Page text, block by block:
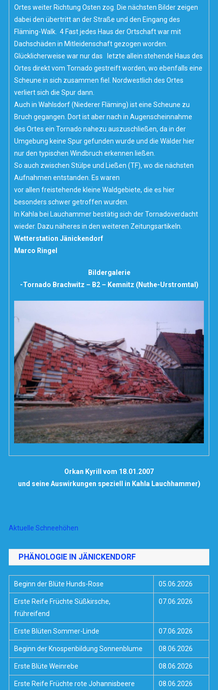
Ortes weiter Richtung Osten zog. Die nächsten Bilder zeigen
dabei den übertritt an der Straße und den Eingang des
Fläming-Walk. 4 Fast jedes Haus der Ortschaft war mit
Dachschäden in Mitleidenschaft gezogen worden.
Glücklicherweise war nur das letzte allein stehende Haus des
Ortes direkt vom Tornado gestreift worden, wo ebenfalls eine
Scheune in sich zusammen fiel. Nordwestlich des Ortes
verliert sich die Spur dann.
Auch in Wahlsdorf (Niederer Fläming) ist eine Scheune zu
Bruch gegangen. Dort ist aber nach in Augenscheinnahme
des Ortes ein Tornado nahezu auszuschließen, da in der
Umgebung keine Spur gefunden wurde und die Wälder hier
nur den typischen Windbruch erkennen ließen.
So auch zwischen Stülpe und Ließen (TF), wo die nächsten
Aufnahmen entstanden. Es waren
vor allen freistehende kleine Waldgebiete, die es hier
besonders schwer getroffen wurden.
In Kahla bei Lauchammer bestätig sich der Tornadoverdacht
wieder. Dazu näheres in den weiteren Zeitungsartikeln.
Wetterstation Jänickendorf
Marco Ringel
Bildergalerie
-Tornado Brachwitz – B2 – Kemnitz (Nuthe-Urstromtal)
Orkan Kyrill vom 18.01.2007
und seine Auswirkungen speziell in Kahla Lauchhammer)
Aktuelle Schneehöhen
PHÄNOLOGIE IN JÄNICKENDORF
Beginn der Blüte Hunds-Rose 05.06.2026
Erste Reife Früchte Süßkirsche,
frühreifend
07.06.2026
Erste Blüten Sommer-Linde 07.06.2026
Beginn der Knospenbildung Sonnenblume 08.06.2026
Erste Blüte Weinrebe 08.06.2026
Erste Reife Früchte rote Johannisbeere 08.06.2026